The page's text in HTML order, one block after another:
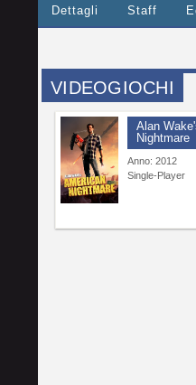
Dettagli Staff
VIDEOGIOCHI
Alan
Nightmare
Anno: 2012
Single-Player